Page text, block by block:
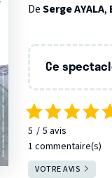
DeSerge AYALA,
Ce
5 5 avis
1 commentaire(s)
VOTRE AVIS